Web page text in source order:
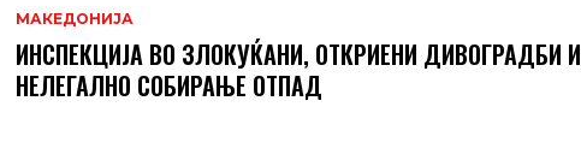
МАКЕДОНИЈА
ИНСПЕКЦИЈА ВО ЗЛОКУЌАНИ, ОТКРИЕНИ ДИВОГРАДБИ И
НЕЛЕГАЛНО СОБИРАЊЕ ОТПАД